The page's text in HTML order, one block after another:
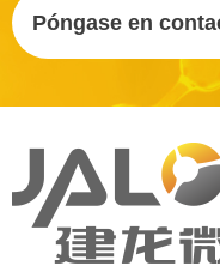
Póngase en